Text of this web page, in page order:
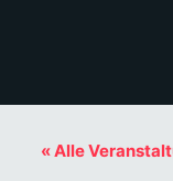
« Alle